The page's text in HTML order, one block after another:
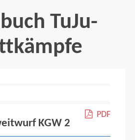
TuJu-
PDF
KGW 2